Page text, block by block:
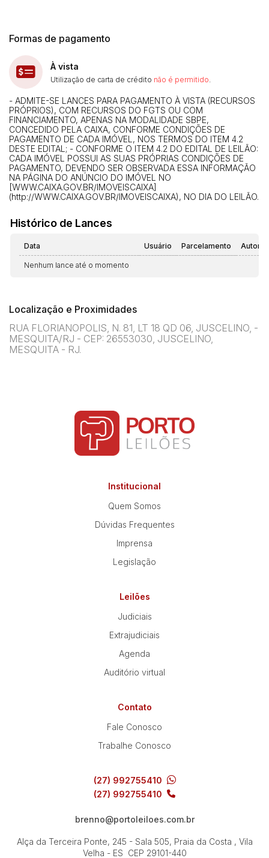
Formas de pagamento
À vista
Utilização de carta de crédito não é permitido
- ADMITE-SE LANCES PARA PAGAMENTO À VISTA (RECURSOS
PRÓPRIOS), COM RECURSOS DO FGTS OU COM
FINANCIAMENTO, APENAS NA MODALIDADE SBPE,
CONCEDIDO PELA CAIXA, CONFORME CONDIÇÕES DE
PAGAMENTO DE CADA IMÓVEL, NOS TERMOS DO ITEM 4.2
DESTE EDITAL; - CONFORME O ITEM 4.2 DO EDITAL DE LEILÃO:
CADA IMÓVEL POSSUI AS SUAS PRÓPRIAS CONDIÇÕES DE
PAGAMENTO, DEVENDO SER OBSERVADA ESSA INFORMAÇÃO
NA PÁGINA DO ANÚNCIO DO IMÓVEL NO
[WWW.CAIXA.GOV.BR/IMOVEISCAIXA]
(http://WWW.CAIXA.GOV.BR/IMOVEISCAIXA), NO DIA DO LEILÃO.
Histórico de Lances
Data Usuário Parcelamento
Nenhum lance até o momento
Localização e Proximidades
RUA FLORIANOPOLIS, N. 81, LT 18 QD 06, JUSCELINO, -
MESQUITA/RJ - CEP: 26553030, JUSCELINO,
MESQUITA - RJ.
Institucional
Quem Somos
Dúvidas Frequentes
Imprensa
Legislação
Leilões
Judiciais
Extrajudiciais
Agenda
Auditório virtual
Contato
Fale Conosco
Trabalhe Conosco
(27) 992755410
(27) 992755410
brenno@portoleiloes.com.br
Alça da Terceira Ponte, 245 - Sala 505, Praia da Costa , Vila
Velha - ES CEP 29101-440